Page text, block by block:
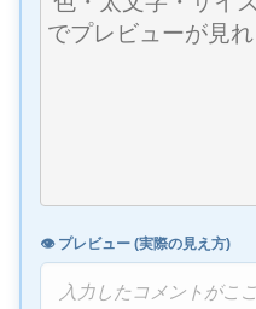
👁️ プレビュー (実際の見え方)
入力したコメントがこ